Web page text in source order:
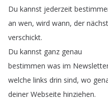
Du kannst jederzeit
an wen, wird wann, der
verschickt.
Du kannst ganz genau
bestimmen was im
welche links drin sind, wo
deiner Webseite hinziehen.